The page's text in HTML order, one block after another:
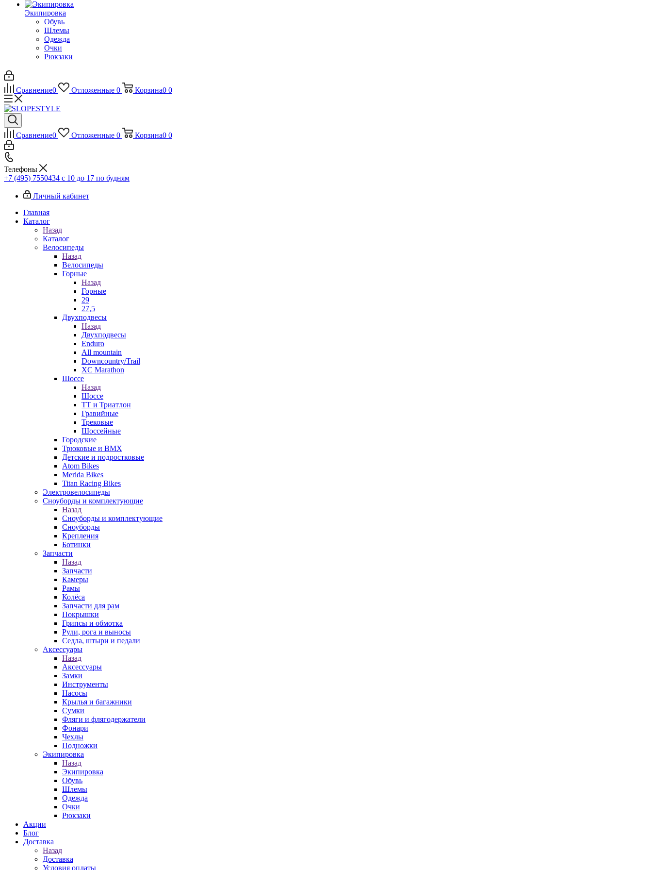
Экипировка
Обувь
Шлемы
Одежда
Очки
Рюкзаки
Сравнение0 Отложенные 0 Корзина0 0
Сравнение0 Отложенные 0 Корзина0 0
Телефоны
+7 (495) 7550434 с 10 до 17 по будням
Личный кабинет
Главная
Каталог
Назад
Каталог
Велосипеды
Назад
Велосипеды
Горные
Назад
Горные
29
27,5
Двухподвесы
Назад
Двухподвесы
Enduro
All mountain
Downcountry/Trail
XC Marathon
Шоссе
Назад
Шоссе
ТТ и Триатлон
Гравийные
Трековые
Шоссейные
Городские
Трюковые и BMX
Детские и подростковые
Atom Bikes
Merida Bikes
Titan Racing Bikes
Электровелосипеды
Cноуборды и комплектующие
Назад
Cноуборды и комплектующие
Сноуборды
Крепления
Ботинки
Запчасти
Назад
Запчасти
Камеры
Рамы
Колёса
Запчасти для рам
Покрышки
Грипсы и обмотка
Рули, рога и выносы
Седла, штыри и педали
Аксессуары
Назад
Аксессуары
Замки
Инструменты
Насосы
Крылья и багажники
Сумки
Фляги и флягодержатели
Фонари
Чехлы
Подножки
Экипировка
Назад
Экипировка
Обувь
Шлемы
Одежда
Очки
Рюкзаки
Акции
Блог
Доставка
Назад
Доставка
Условия оплаты